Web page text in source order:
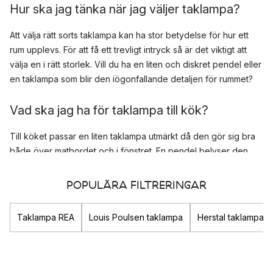
Hur ska jag tänka när jag väljer taklampa?
Att välja rätt sorts taklampa kan ha stor betydelse för hur ett
rum upplevs. För att få ett trevligt intryck så är det viktigt att
välja en i rätt storlek. Vill du ha en liten och diskret pendel eller
en taklampa som blir den iögonfallande detaljen för rummet?
Vad ska jag ha för taklampa till kök?
Till köket passar en liten taklampa utmärkt då den gör sig bra
både över matbordet och i fönstret. En pendel belyser den
ljuskälla i köket. Kika in Flowerpot pendel från &Tradition
Vad ska jag ha för taklampa till vardagsrum?
POPULÄRA FILTRERINGAR
Taklampa REA Louis Poulsen taklampa Herstal taklampa